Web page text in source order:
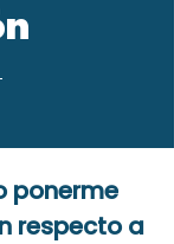
ponerme
respecto a